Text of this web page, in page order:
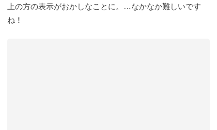
上の方の表示がおかしなことに。…なかなか難しいです
ね！